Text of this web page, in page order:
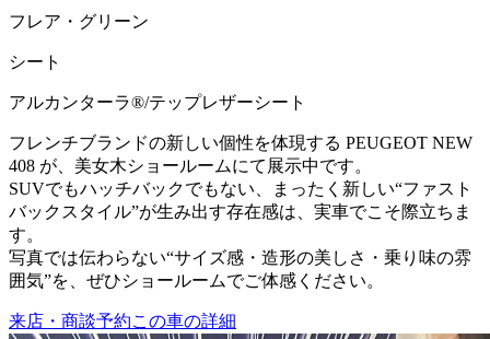
フレア・グリーン
シート
アルカンターラ®/テップレザーシート
フレンチブランドの新しい個性を体現する PEUGEOT NEW
408 が、美女木ショールームにて展示中です。
SUVでもハッチバックでもない、まったく新しい“ファスト
バックスタイル”が生み出す存在感は、実車でこそ際立ちま
す。
写真では伝わらない“サイズ感・造形の美しさ・乗り味の雰
囲気”を、ぜひショールームでご体感ください。
来店・商談予約この車の詳細